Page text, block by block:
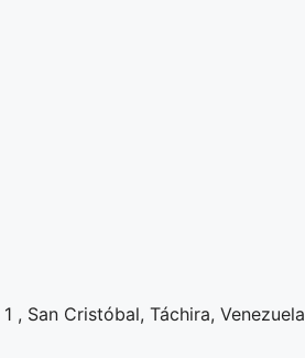
, San Cristóbal, Táchira, Venezuela